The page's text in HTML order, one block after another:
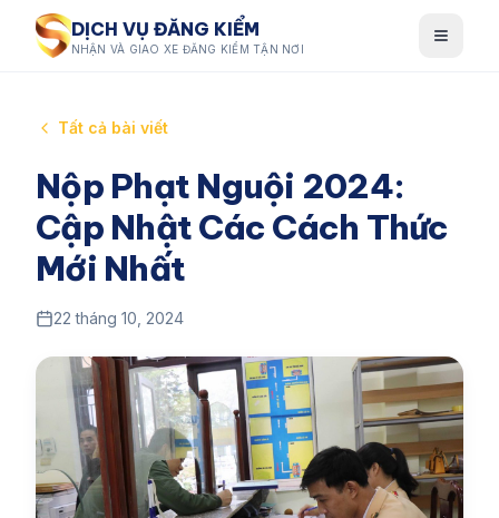
DỊCH VỤ ĐĂNG KIỂM
NHẬN VÀ GIAO XE ĐĂNG KIỂM TẬN NƠI
Tất cả bài viết
Nộp Phạt Nguội 2024:
Cập Nhật Các Cách Thức
Mới Nhất
22 tháng 10, 2024